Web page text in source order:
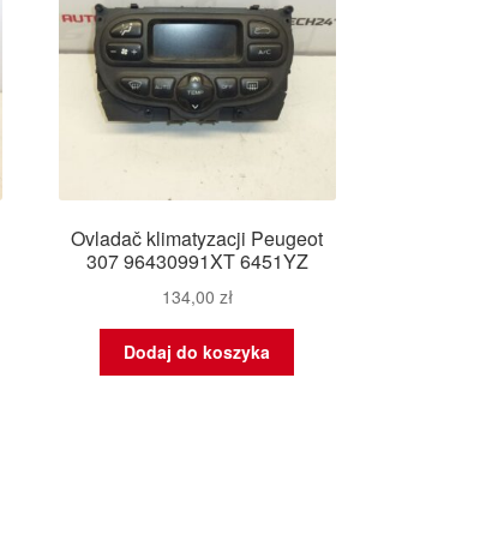
Ovladač klimatyzacji Peugeot
307 96430991XT 6451YZ
134,00 zł
Dodaj do koszyka